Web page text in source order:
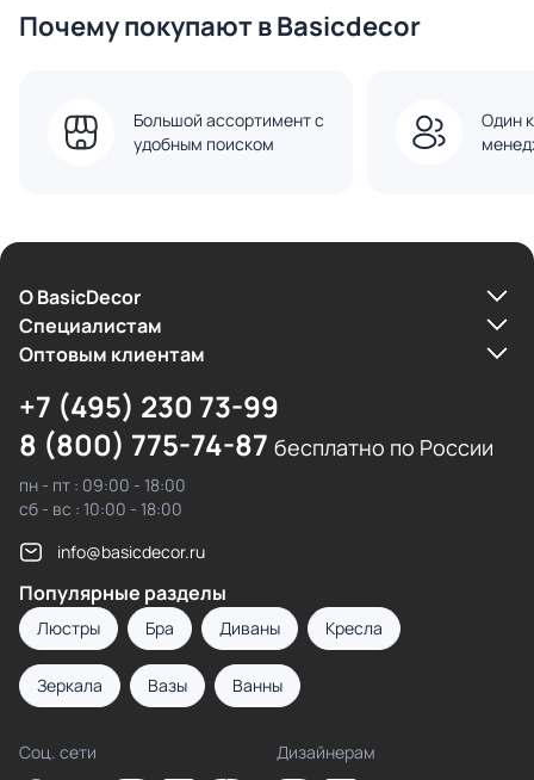
Почему покупают в Basicdecor
Большой ассортимент с
удобным поиском
Один
О BasicDecor
Cпециалистам
Оптовым клиентам
+7 (495) 230 73-99
8 (800) 775-74-87 бесплатно по России
пн - пт : 09:00 - 18:00
сб - вс : 10:00 - 18:00
info@basicdecor.ru
Популярные разделы
Люстры Бра Диваны Кресла
Зеркала Вазы Ванны
Соц. сети Дизайнерам